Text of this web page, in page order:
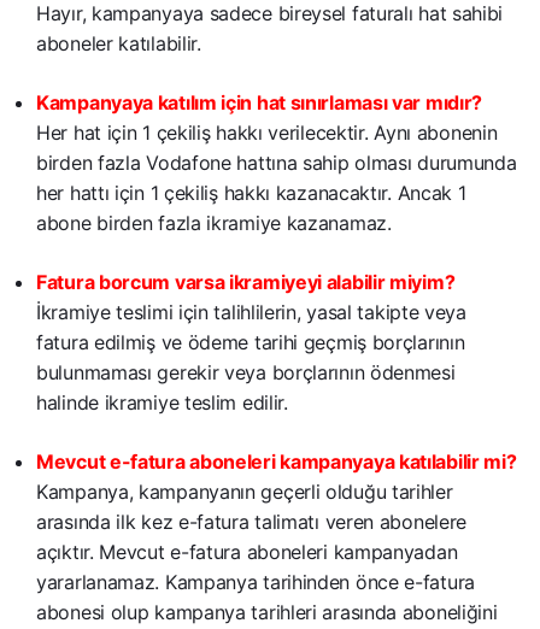
Hayır, kampanyaya sadece bireysel faturalı hat sahibi
aboneler katılabilir.
Kampanyaya katılım için hat sınırlaması var mıdır?
Her hat için 1 çekiliş hakkı verilecektir. Aynı abonenin
birden fazla Vodafone hattına sahip olması durumunda
her hattı için 1 çekiliş hakkı kazanacaktır. Ancak 1
abone birden fazla ikramiye kazanamaz.
Fatura borcum varsa ikramiyeyi alabilir miyim?
İkramiye teslimi için talihlilerin, yasal takipte veya
fatura edilmiş ve ödeme tarihi geçmiş borçlarının
bulunmaması gerekir veya borçlarının ödenmesi
halinde ikramiye teslim edilir.
Mevcut e-fatura aboneleri kampanyaya katılabilir mi?
Kampanya, kampanyanın geçerli olduğu tarihler
arasında ilk kez e-fatura talimatı veren abonelere
açıktır. Mevcut e-fatura aboneleri kampanyadan
yararlanamaz. Kampanya tarihinden önce e-fatura
abonesi olup kampanya tarihleri arasında aboneliğini